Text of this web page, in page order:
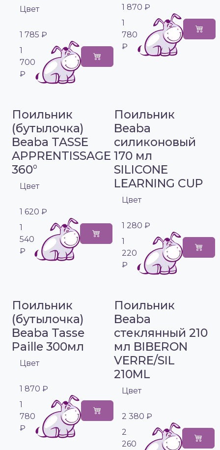
Цвет
1 785 ₽
1
700
₽
1 870 ₽
1
780
₽
Поильник
(бутылочка)
Beaba TASSE
APPRENTISSAGE
360°
Цвет
1 620 ₽
1
540
₽
Поильник
Beaba
силиконовый
170 мл
SILICONE
LEARNING CUP
Цвет
1 280 ₽
1
220
₽
Поильник
(бутылочка)
Beaba Tasse
Paille 300мл
Цвет
1 870 ₽
1
780
₽
Поильник
Beaba
стеклянный 210
мл BIBERON
VERRE/SIL
210ML
Цвет
2 380 ₽
2
260